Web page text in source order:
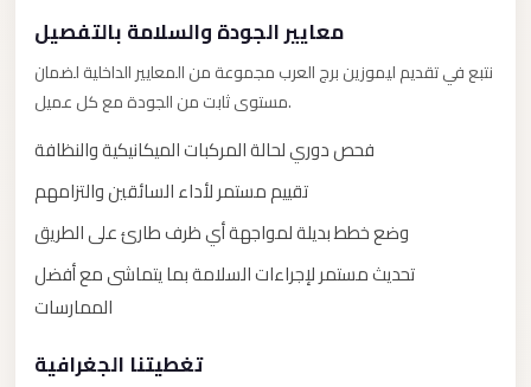
معايير الجودة والسلامة بالتفصيل
نتبع في تقديم ليموزين برج العرب مجموعة من المعايير الداخلية لضمان
مستوى ثابت من الجودة مع كل عميل.
فحص دوري لحالة المركبات الميكانيكية والنظافة
تقييم مستمر لأداء السائقين والتزامهم
وضع خطط بديلة لمواجهة أي ظرف طارئ على الطريق
تحديث مستمر لإجراءات السلامة بما يتماشى مع أفضل
الممارسات
تغطيتنا الجغرافية
Transfer
from
Cairo
Airport
North
Coast
Taxi
North
Coast
Service